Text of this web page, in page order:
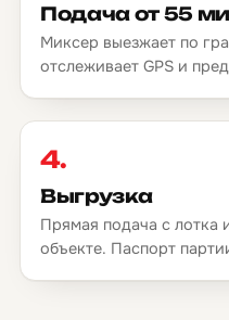
Подача от 55
Миксер выезжает по
отслеживает GPS и
4.
Выгрузка
Прямая подача с лотка
объекте. Паспорт